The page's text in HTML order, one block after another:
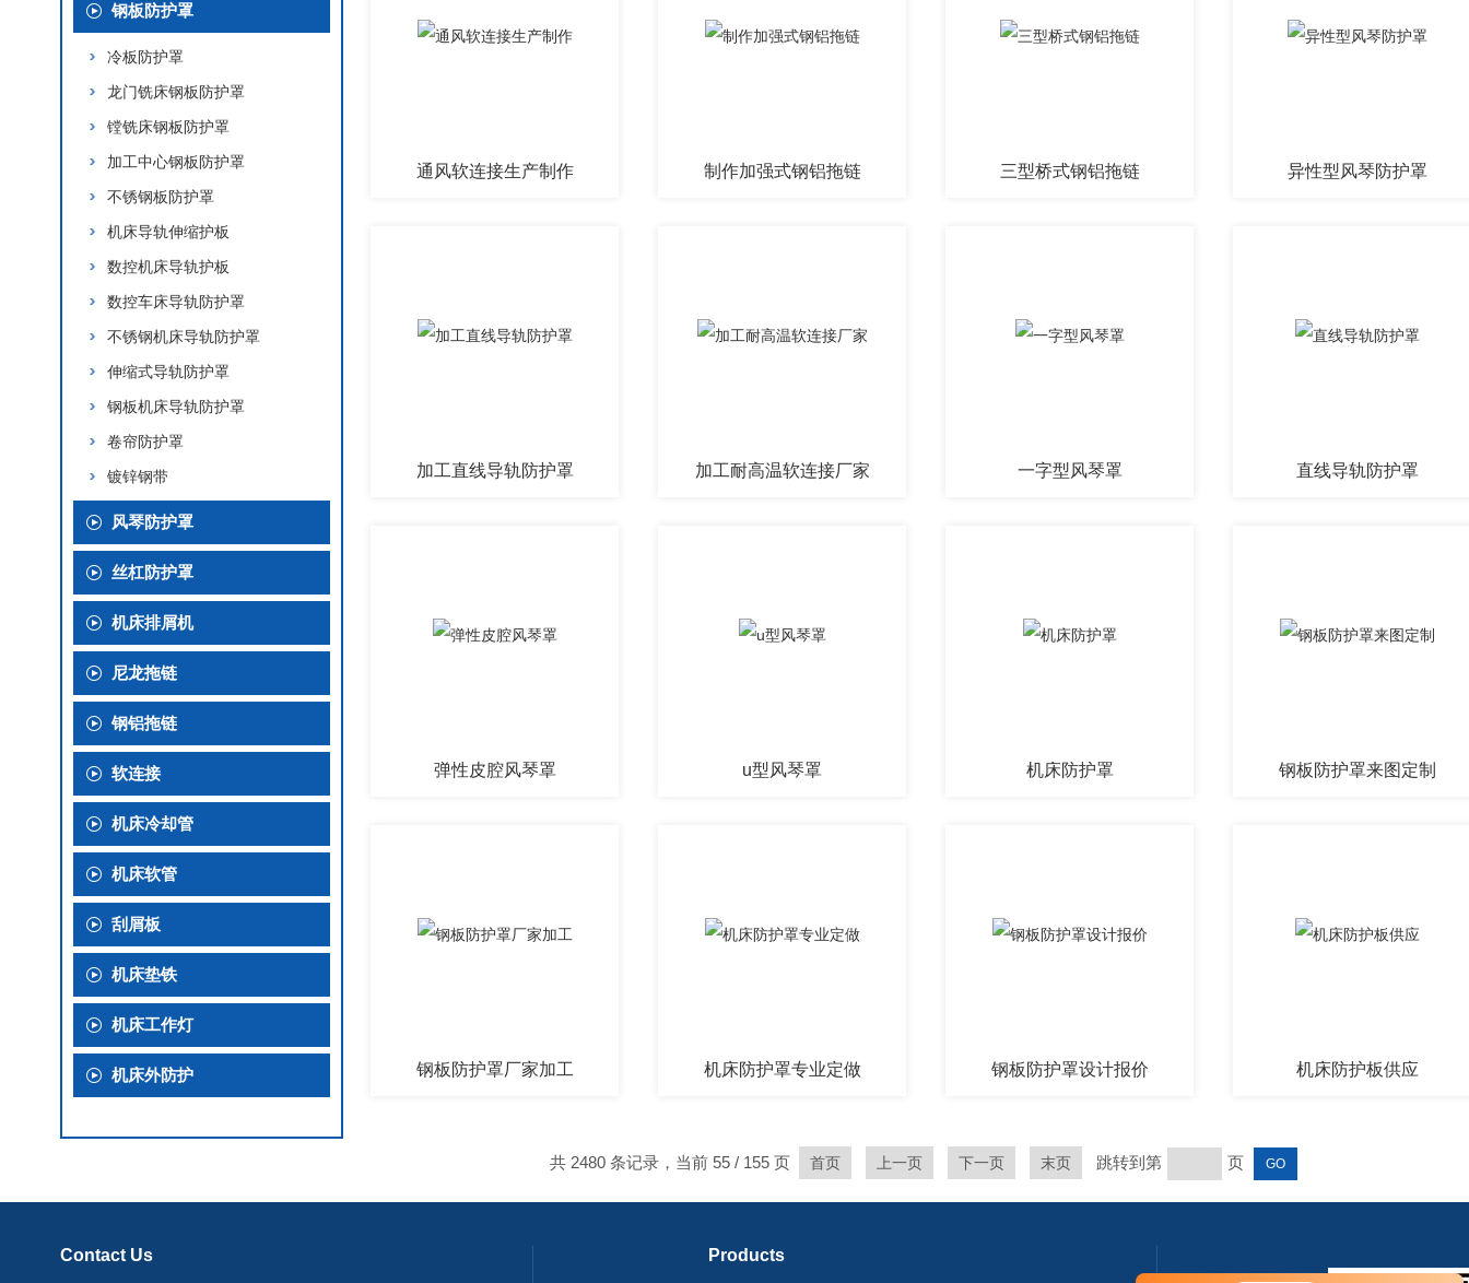
钢板防护罩
冷板防护罩
龙门铣床钢板防护罩
镗铣床钢板防护罩
加工中心钢板防护罩
不锈钢板防护罩
机床导轨伸缩护板
数控机床导轨护板
数控车床导轨防护罩
不锈钢机床导轨防护罩
伸缩式导轨防护罩
钢板机床导轨防护罩
卷帘防护罩
镀锌钢带
风琴防护罩
丝杠防护罩
机床排屑机
尼龙拖链
钢铝拖链
软连接
机床冷却管
机床软管
刮屑板
机床垫铁
机床工作灯
机床外防护
通风软连接生产制作 制作加强式钢铝拖链 三型桥式钢铝拖链 异性型风琴防护罩
加工直线导轨防护罩 加工耐高温软连接厂家 一字型风琴罩 直线导轨防护罩
弹性皮腔风琴罩 u型风琴罩 机床防护罩 钢板防护罩来图定制
钢板防护罩厂家加工 机床防护罩专业定做 钢板防护罩设计报价 机床防护板供应
共 2480 条记录，当前 55 / 155 页 首页 上一页 下一页 末页 跳转到第 页
Contact Us Products